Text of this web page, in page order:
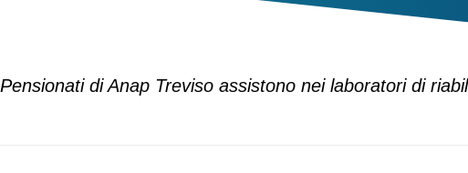
Pensionati di Anap Treviso assistono nei laboratori di